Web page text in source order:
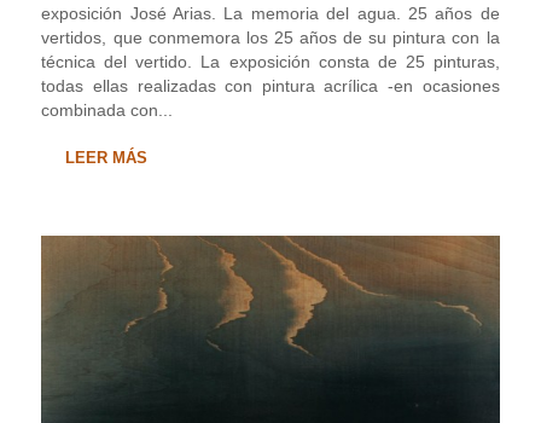
exposición José Arias. La memoria del agua. 25 años de
vertidos, que conmemora los 25 años de su pintura con la
técnica del vertido. La exposición consta de 25 pinturas,
todas ellas realizadas con pintura acrílica -en ocasiones
combinada con...
LEER MÁS